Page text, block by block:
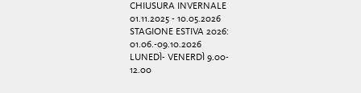
CHIUSURA INVERNALE
01.11.2025 - 10.05.2026
STAGIONE ESTIVA 2026:
01.06.-09.10.2026
LUNEDÌ- VENERDÌ 9.00-
12.00